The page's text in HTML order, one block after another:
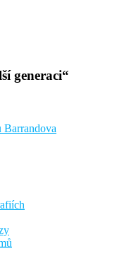
generaci“
Barrandova